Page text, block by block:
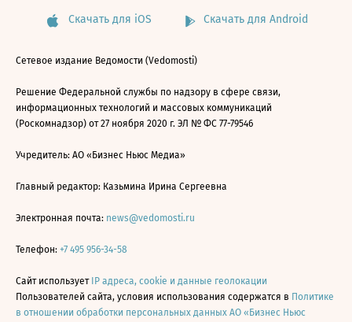
Скачать для iOS Скачать для Android
Сетевое издание Ведомости (Vedomosti)
Решение Федеральной службы по надзору в сфере связи,
информационных технологий и массовых коммуникаций
(Роскомнадзор) от 27 ноября 2020 г. ЭЛ № ФС 77-79546
Учредитель: АО «Бизнес Ньюс Медиа»
Главный редактор: Казьмина Ирина Сергеевна
Электронная почта: news@vedomosti.ru
Телефон: +7 495 956-34-58
Сайт использует IP адреса, cookie и данные геолокации
Пользователей сайта, условия использования содержатся в Политике
в отношении обработки персональных данных АО «Бизнес Ньюс